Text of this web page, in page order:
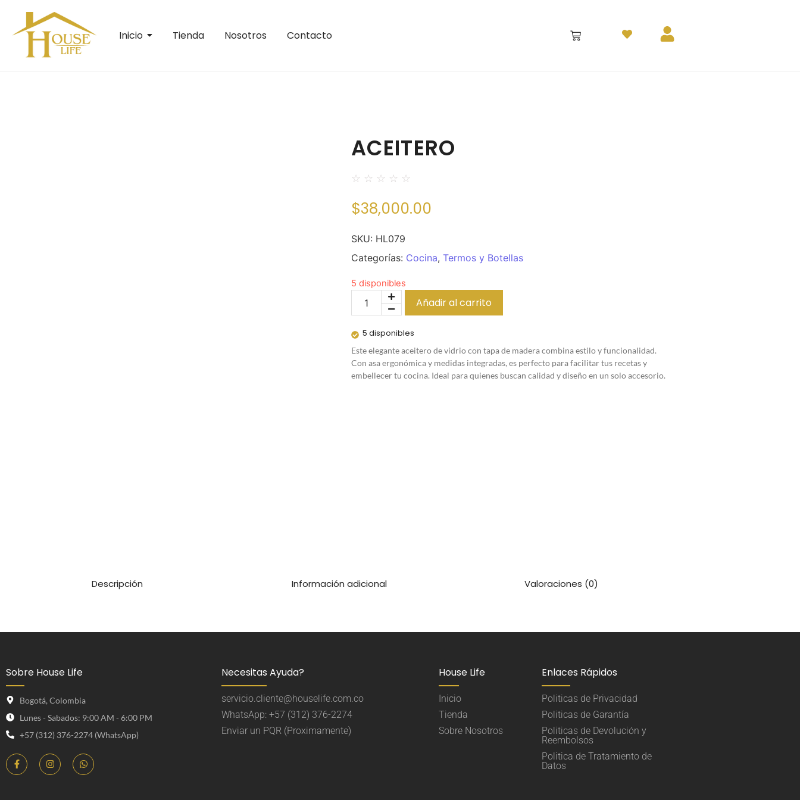
Inicio Tienda Nosotros Contacto
ACEITERO
☆ ☆ ☆ ☆ ☆
$38,000.00
SKU: HL079
Categorías: Cocina, Termos y Botellas
5 disponibles
Añadir al carrito
5 disponibles
Este elegante aceitero de vidrio con tapa de madera combina estilo y funcionalidad.
Con asa ergonómica y medidas integradas, es perfecto para facilitar tus recetas y
embellecer tu cocina. Ideal para quienes buscan calidad y diseño en un solo accesorio.
Descripción Información adicional Valoraciones (0)
Sobre House Life
Bogotá, Colombia
Lunes - Sabados: 9:00 AM - 6:00 PM
+57 (312) 376-2274 (WhatsApp)
Necesitas Ayuda?
servicio.cliente@houselife.com.co
WhatsApp: +57 (312) 376-2274
Enviar un PQR (Proximamente)
House Life
Inicio
Tienda
Sobre Nosotros
Enlaces Rápidos
Politicas de Privacidad
Politicas de Garantía
Politicas de Devolución y
Reembolsos
Politica de Tratamiento de
Datos